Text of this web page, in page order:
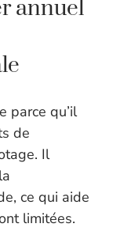
annuel
parce qu’il
de
Il
ce qui aide
limitées.